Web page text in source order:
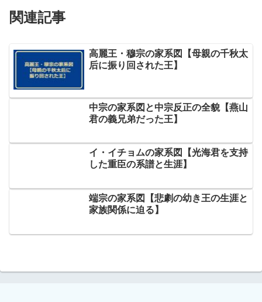
関連記事
高麗王・穆宗の家系図【母親の千秋太
后に振り回された王】
中宗の家系図と中宗反正の全貌【燕山
君の義兄弟だった王】
イ・イチョムの家系図【光海君を支持
した重臣の系譜と生涯】
端宗の家系図【悲劇の幼き王の生涯と
家族関係に迫る】